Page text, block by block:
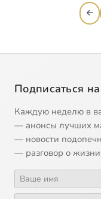
Подписаться
Каждую неделю в
— анонсы лучших
— новости
— разговор о